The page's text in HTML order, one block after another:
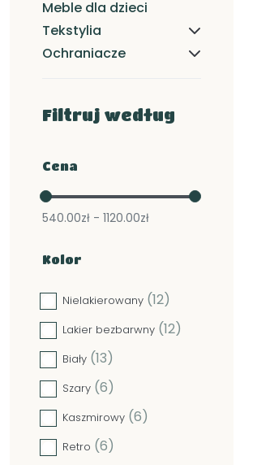
Meble dla dzieci
Tekstylia
Ochraniacze
Filtruj według
Cena
540.00zł - 1120.00zł
Kolor
Nielakierowany (12)
Lakier bezbarwny (12)
Biały (13)
Szary (6)
Kaszmirowy (6)
Retro (6)